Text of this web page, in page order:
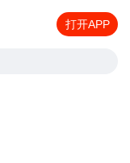
打开APP